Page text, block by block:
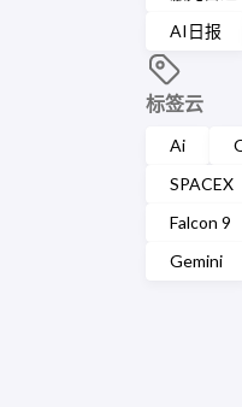
AI日报
标签云
Ai
SPACEX
Falcon 9
Gemini